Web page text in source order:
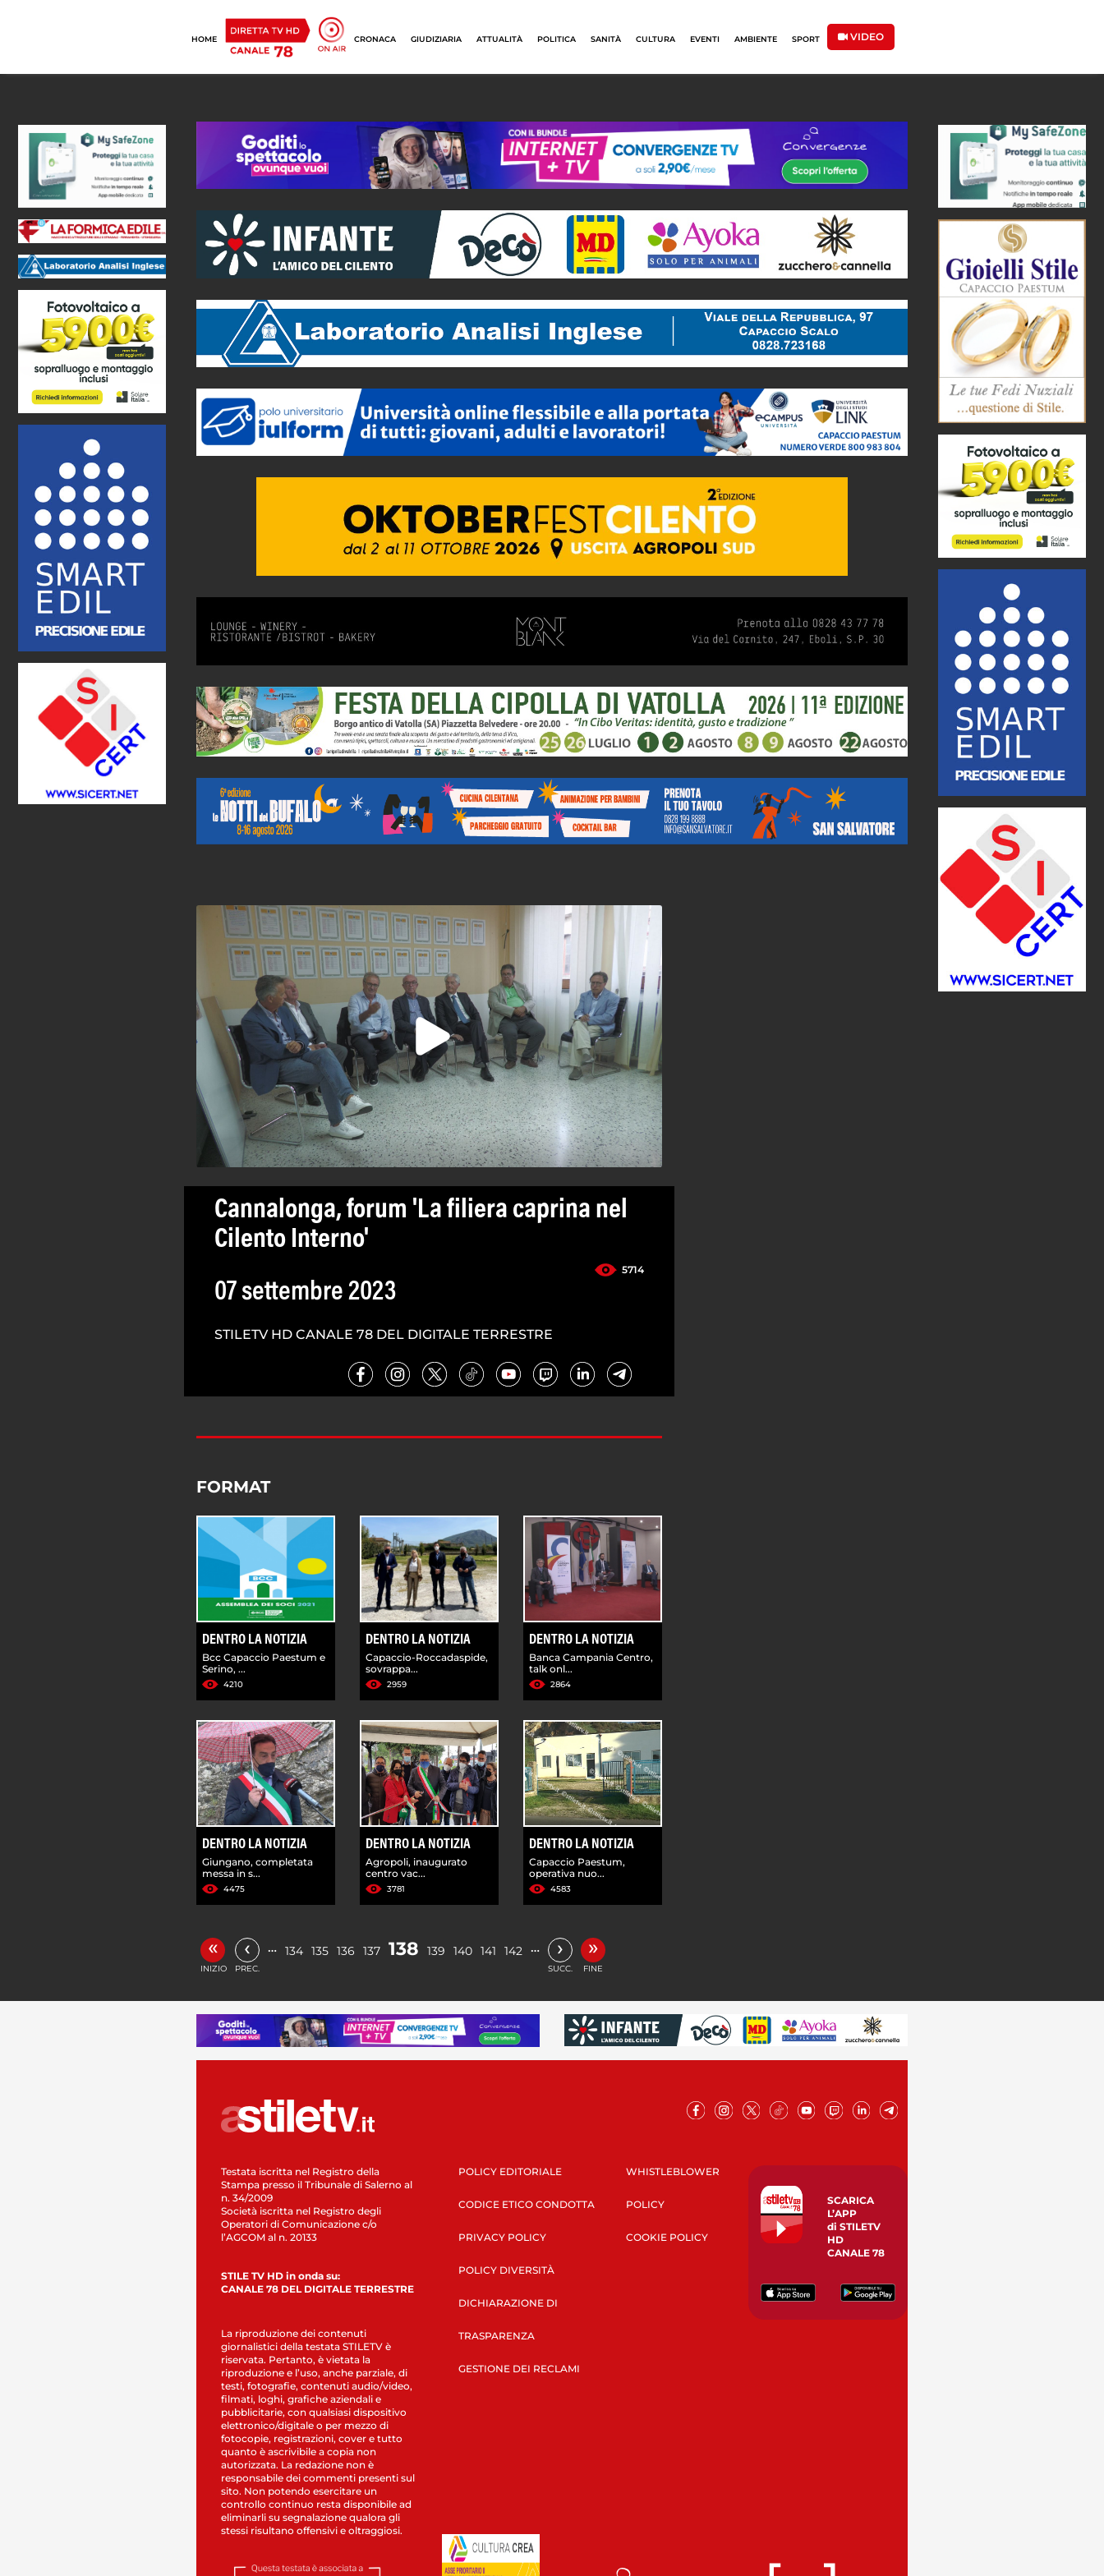
HOME CRONACA GIUDIZIARIA ATTUALITÀ POLITICA SANITÀ CULTURA EVENTI AMBIENTE SPORT VIDEO
Cannalonga, forum 'La filiera caprina nel
Cilento Interno'
5714
07 settembre 2023
STILETV HD CANALE 78 DEL DIGITALE TERRESTRE
FORMAT
DENTRO LA NOTIZIA
Bcc Capaccio Paestum e
Serino, ...
4210
DENTRO LA NOTIZIA
Capaccio-Roccadaspide,
sovrappa...
2959
DENTRO LA NOTIZIA
Banca Campania Centro,
talk onl...
2864
DENTRO LA NOTIZIA
Giungano, completata
messa in s...
4475
DENTRO LA NOTIZIA
Agropoli, inaugurato
centro vac...
3781
DENTRO LA NOTIZIA
Capaccio Paestum,
operativa nuo...
4583
«
INIZIO
‹
PREC.
… 134 135 136 137 138 139 140 141 142 … ›
SUCC.
»
FINE
Testata iscritta nel Registro della
Stampa presso il Tribunale di Salerno al
n. 34/2009
Società iscritta nel Registro degli
Operatori di Comunicazione c/o
l’AGCOM al n. 20133
STILE TV HD in onda su:
CANALE 78 DEL DIGITALE TERRESTRE
La riproduzione dei contenuti
giornalistici della testata STILETV è
riservata. Pertanto, è vietata la
riproduzione e l’uso, anche parziale, di
testi, fotografie, contenuti audio/video,
filmati, loghi, grafiche aziendali e
pubblicitarie, con qualsiasi dispositivo
elettronico/digitale o per mezzo di
fotocopie, registrazioni, cover e tutto
quanto è ascrivibile a copia non
autorizzata. La redazione non è
responsabile dei commenti presenti sul
sito. Non potendo esercitare un
controllo continuo resta disponibile ad
eliminarli su segnalazione qualora gli
stessi risultano offensivi e oltraggiosi.
POLICY EDITORIALE
CODICE ETICO CONDOTTA
PRIVACY POLICY
POLICY DIVERSITÀ
DICHIARAZIONE DI
TRASPARENZA
GESTIONE DEI RECLAMI
WHISTLEBLOWER
POLICY
COOKIE POLICY
SCARICA
L’APP
di STILETV
HD
CANALE 78